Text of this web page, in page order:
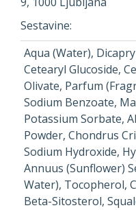
Sestavine:
Aqua (Water),
Cetearyl Glucoside,
Olivate, Parfum
Sodium Benzoate,
Potassium Sorbate,
Powder, Chondrus
Sodium Hydroxide,
Annuus (Sunflower)
Water), Tocopherol,
Beta-Sitosterol,